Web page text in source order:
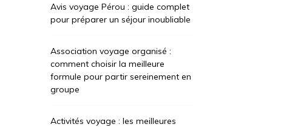
Avis voyage Pérou : guide complet
pour préparer un séjour inoubliable
Association voyage organisé :
comment choisir la meilleure
formule pour partir sereinement en
groupe
Activités voyage : les meilleures